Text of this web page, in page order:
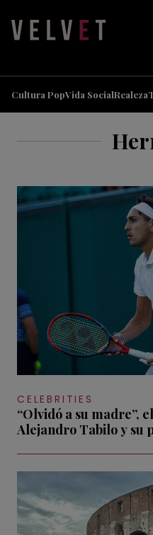
Cultura PopVida SocialRealeza
CELEBRITIES
“Olvidó a su madre”,
Alejandro Tabilo y su